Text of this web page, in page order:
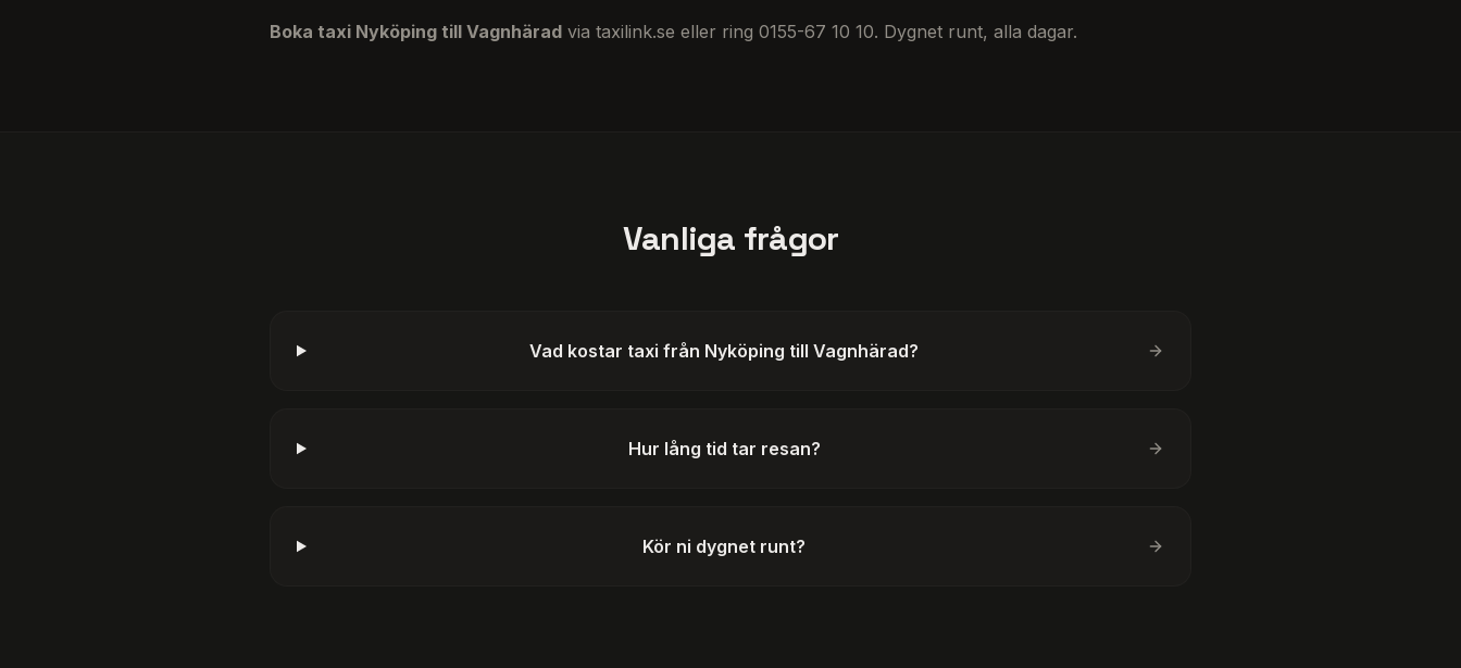
Boka taxi Nyköping till Vagnhärad via taxilink.se eller ring 0155-67 10 10. Dygnet runt, alla dagar.
Vanliga frågor
Vad kostar taxi från Nyköping till Vagnhärad?
Hur lång tid tar resan?
Kör ni dygnet runt?